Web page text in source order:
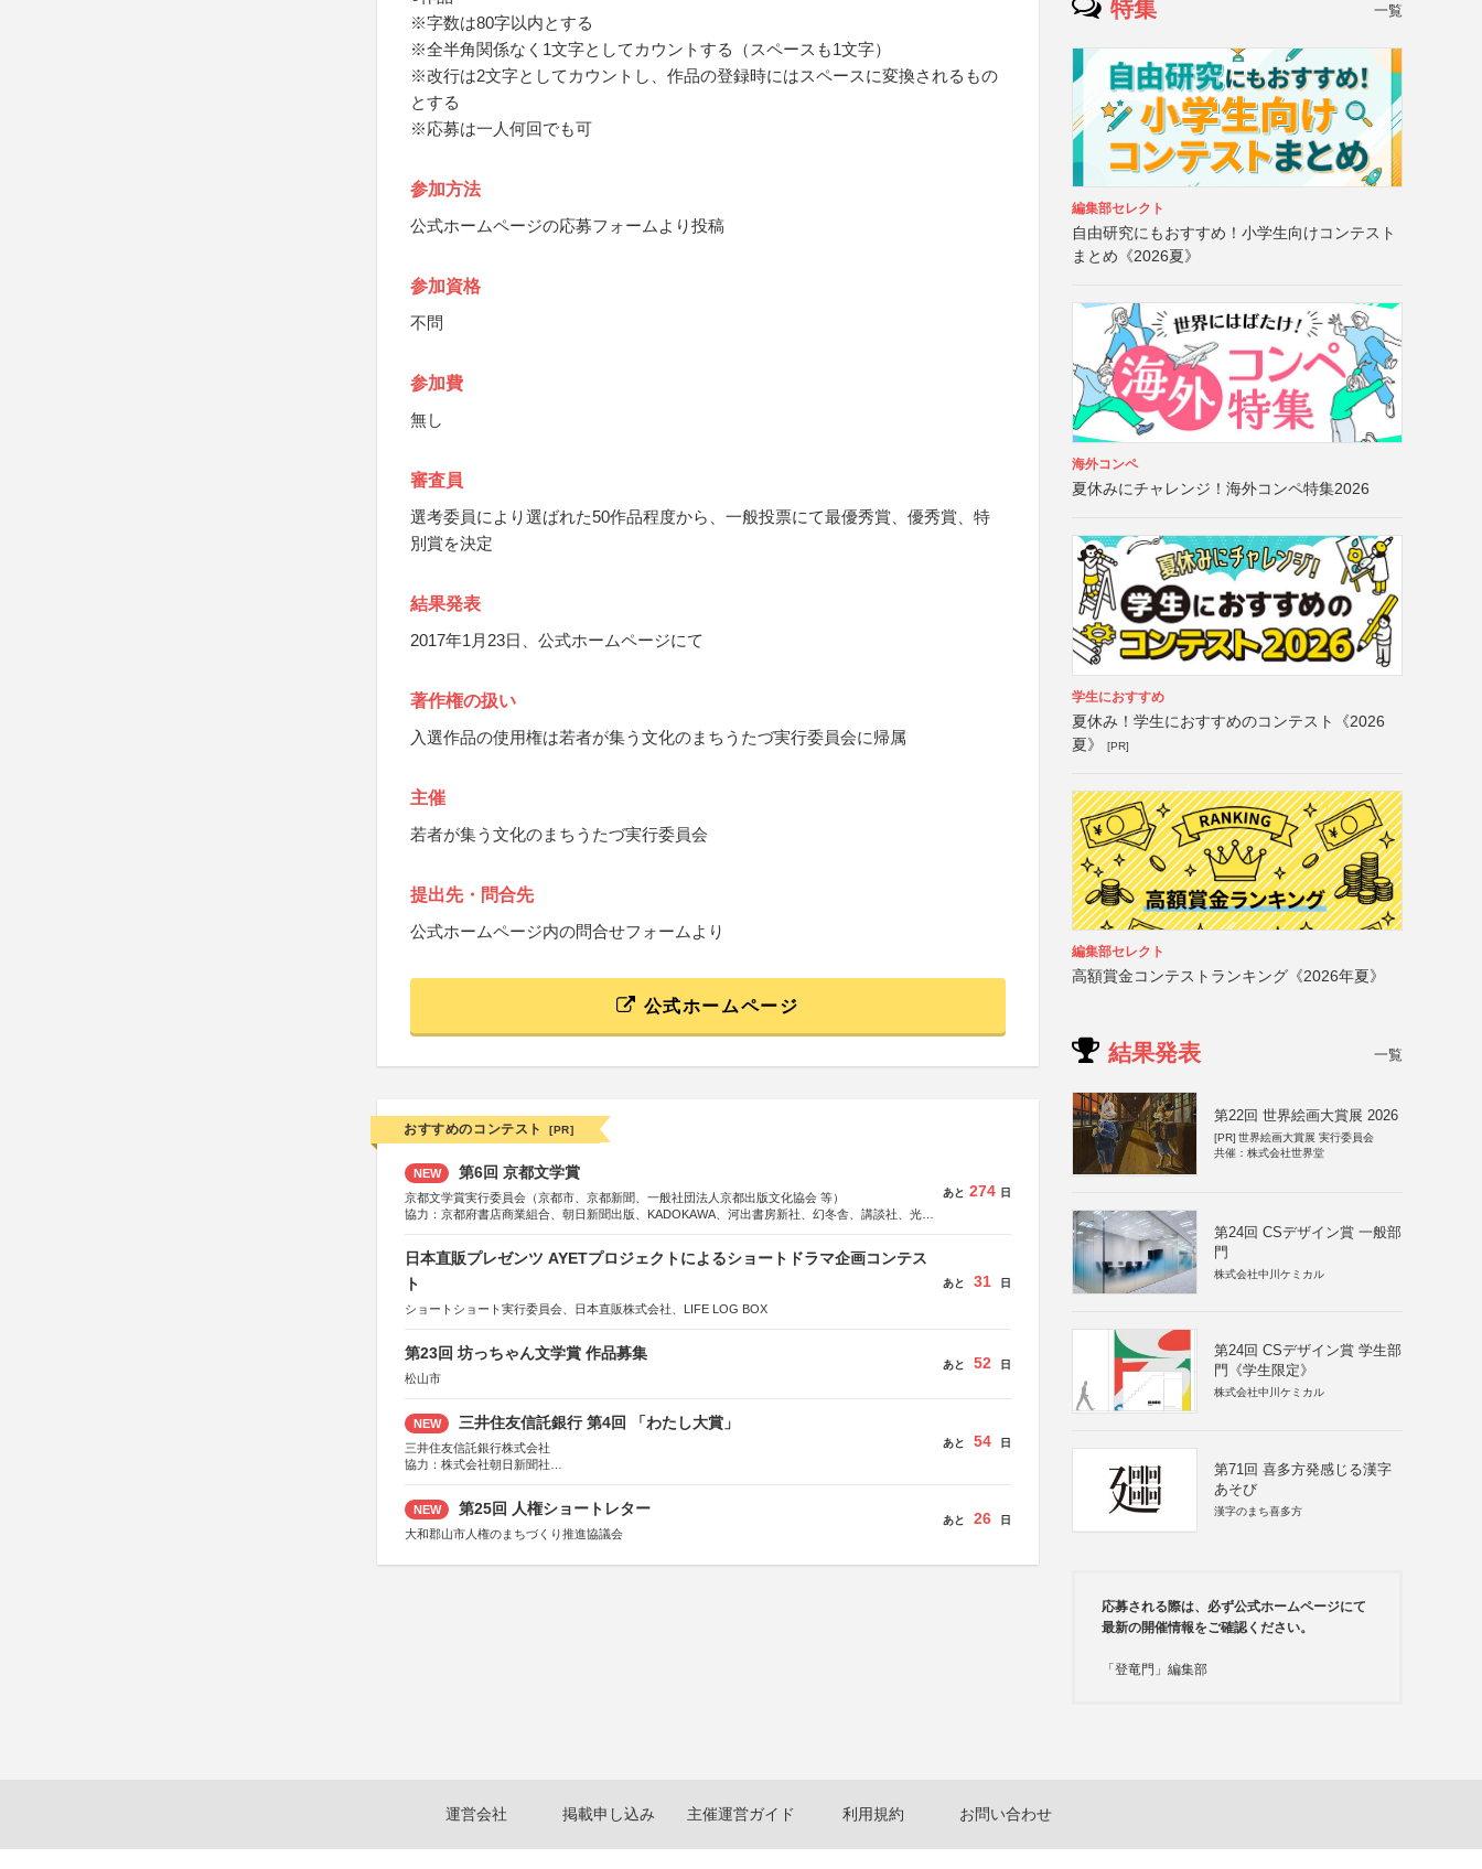
※字数は80字以内とする
※全半角関係なく1文字としてカウントする（スペースも1文字）
※改行は2文字としてカウントし、作品の登録時にはスペースに変換されるもの
とする
※応募は一人何回でも可
参加方法
公式ホームページの応募フォームより投稿
参加資格
不問
参加費
無し
審査員
選考委員により選ばれた50作品程度から、一般投票にて最優秀賞、優秀賞、特
別賞を決定
結果発表
2017年1月23日、公式ホームページにて
著作権の扱い
入選作品の使用権は若者が集う文化のまちうたづ実行委員会に帰属
主催
若者が集う文化のまちうたづ実行委員会
提出先・問合先
公式ホームページ内の問合せフォームより
公式ホームページ
おすすめのコンテスト [PR]
NEW 第6回 京都文学賞
京都文学賞実行委員会（京都市、京都新聞、一般社団法人京都出版文化協会 等）
協力：京都府書店商業組合、朝日新聞出版、KADOKAWA、河出書房新社、幻冬舎、講談社、光文
研究所、双葉社、文藝春秋、ポプラ社、毎日新聞出版
あと 274 日
日本直販プレゼンツ AYETプロジェクトによるショートドラマ企画コンテス
ト
ショートショート実行委員会、日本直販株式会社、LIFE LOG BOX
あと 31 日
第23回 坊っちゃん文学賞 作品募集
松山市
あと 52 日
NEW 三井住友信託銀行 第4回 「わたし大賞」
三井住友信託銀行株式会社
協力：株式会社朝日新聞社
あと 54 日
NEW 第25回 人権ショートレター
大和郡山市人権のまちづくり推進協議会
あと 26 日
特集 一覧
編集部セレクト
自由研究にもおすすめ！小学生向けコンテスト
まとめ《2026夏》
海外コンペ
夏休みにチャレンジ！海外コンペ特集2026
学生におすすめ
夏休み！学生におすすめのコンテスト《2026
夏》
[PR]
編集部セレクト
高額賞金コンテストランキング《2026年夏》
結果発表 一覧
第22回 世界絵画大賞展 2026
[PR] 世界絵画大賞展 実行委員会
共催：株式会社世界堂
第24回 CSデザイン賞 一般部
門
株式会社中川ケミカル
第24回 CSデザイン賞 学生部
門《学生限定》
株式会社中川ケミカル
第71回 喜多方発感じる漢字
あそび
漢字のまち喜多方
応募される際は、必ず公式ホームページにて
最新の開催情報をご確認ください。
「登竜門」編集部
運営会社 掲載申し込み 主催運営ガイド 利用規約 お問い合わせ